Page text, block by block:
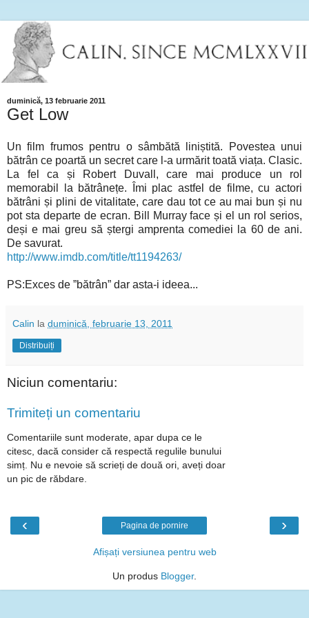
duminică, 13 februarie 2011
Get Low
Un film frumos pentru o sâmbătă liniștită. Povestea unui
bătrân ce poartă un secret care l-a urmărit toată viața. Clasic.
La fel ca și Robert Duvall, care mai produce un rol
memorabil la bătrânețe. Îmi plac astfel de filme, cu actori
bătrâni și plini de vitalitate, care dau tot ce au mai bun și nu
pot sta departe de ecran. Bill Murray face și el un rol serios,
deși e mai greu să ștergi amprenta comediei la 60 de ani.
De savurat.
http://www.imdb.com/title/tt1194263/
PS:Exces de ”bătrân” dar asta-i ideea...
Calin la duminică, februarie 13, 2011
Distribuiți
Niciun comentariu:
Trimiteți un comentariu
Comentariile sunt moderate, apar dupa ce le
citesc, dacă consider că respectă regulile bunului
simț. Nu e nevoie să scrieți de două ori, aveți doar
un pic de răbdare.
‹ ›
Pagina de pornire
Afișați versiunea pentru web
Un produs Blogger.